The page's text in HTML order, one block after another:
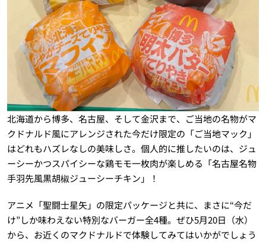
北海道から博多、名古屋、そして金沢まで、ご当地の名物がマ
クドナルド風にアレンジされた今だけ限定の「ご当地マック」
はどれもハズレなしの美味しさ。個人的に推したいのは、ジュ
ーシーかつスパイシーな鶏モモ一枚肉が楽しめる「名古屋名物
手羽先風黒胡椒ジューシーチキン」！
アニメ「聖闘士星矢」の限定パッケージと共に、まさに“今だ
け”しか味わえない特別なバーガー全4種。ぜひ5月20日（水）
から、お近くのマクドナルドで体験してみてはいかがでしょう